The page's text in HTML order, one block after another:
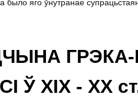
было яго ўнутранае
ГРЭКА-
Ў ХІХ - ХХ